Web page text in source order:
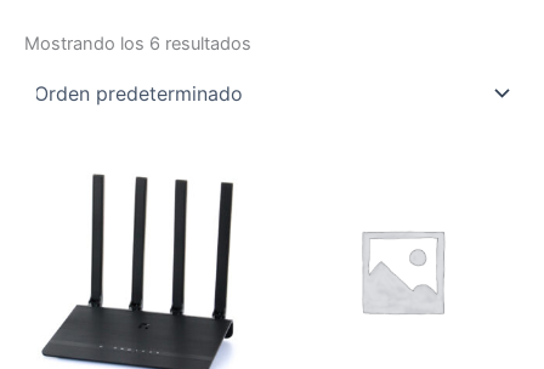
Mostrando los 6 resultados